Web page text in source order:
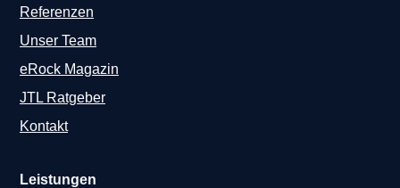
Referenzen
Unser Team
eRock Magazin
JTL Ratgeber
Kontakt
Leistungen